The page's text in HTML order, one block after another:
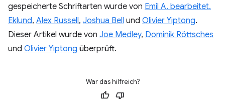
gespeicherte Schriftarten wurde von Emil A. bearbeitet.
Eklund, Alex Russell, Joshua Bell und Olivier Yiptong.
Dieser Artikel wurde von Joe Medley, Dominik Röttsches
und Olivier Yiptong überprüft.
War das hilfreich?